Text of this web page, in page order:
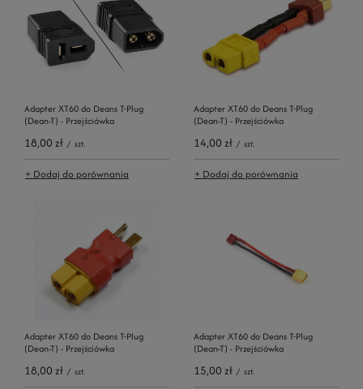
Adapter XT60 do Deans T-Plug
(Dean-T) - Przejściówka
18,00 zł / szt.
+ Dodaj do porównania
Adapter XT60 do Deans T-Plug
(Dean-T) - Przejściówka
14,00 zł / szt.
+ Dodaj do porównania
Adapter XT60 do Deans T-Plug
(Dean-T) - Przejściówka
18,00 zł / szt.
Adapter XT60 do Deans T-Plug
(Dean-T) - Przejściówka
15,00 zł / szt.